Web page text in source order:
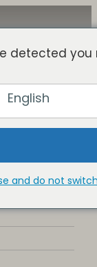
detected
English
and do not